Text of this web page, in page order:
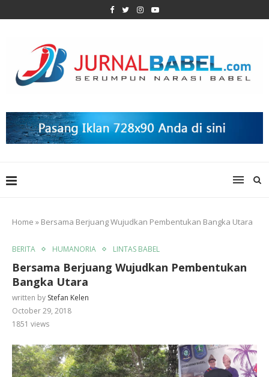
Home » Bersama Berjuang Wujudkan Pembentukan Bangka Utara
BERITA HUMANORIA LINTAS BABEL
Bersama Berjuang Wujudkan Pembentukan
Bangka Utara
written by Stefan Kelen
October 29, 2018
1851 views